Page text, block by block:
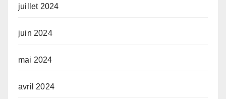
juillet 2024
juin 2024
mai 2024
avril 2024